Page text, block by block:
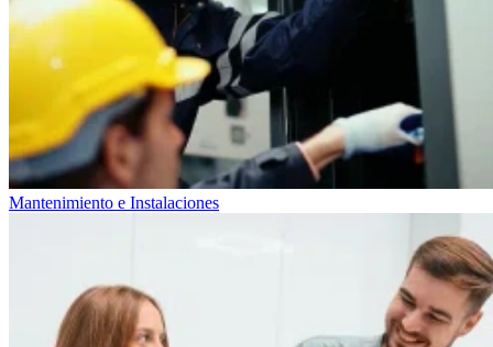
Mantenimiento e Instalaciones